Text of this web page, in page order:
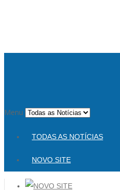
Menu
TODAS AS NOTÍCIAS
NOVO SITE